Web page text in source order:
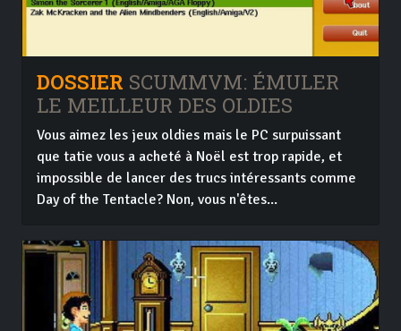
DOSSIER SCUMMVM: ÉMULER
LE MEILLEUR DES OLDIES
Vous aimez les jeux oldies mais le PC surpuissant
que tatie vous a acheté à Noël est trop rapide, et
impossible de lancer des trucs intéressants comme
Day of the Tentacle? Non, vous n'êtes...